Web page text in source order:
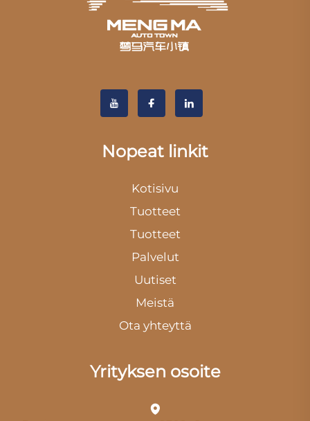
Nopeat linkit
Kotisivu
Tuotteet
Tuotteet
Palvelut
Uutiset
Meistä
Ota yhteyttä
Yrityksen osoite